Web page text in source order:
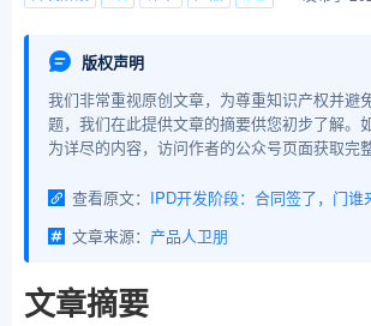
版权声明
我们非常重视原创文章，为尊重知识产权并避
题，我们在此提供文章的摘要供您初步了解。
为详尽的内容，访问作者的公众号页面获取完
查看原文： IPD开发阶段：合同签了，门谁
文章来源： 产品人卫朋
文章摘要